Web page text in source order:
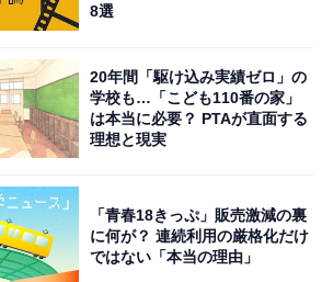
ャラクターが勢ぞろいしました。
8選
20年間「駆け込み実績ゼロ」の
学校も…「こども110番の家」
は本当に必要？ PTAが直面する
理想と現実
「青春18きっぷ」販売激減の裏
に何が？ 連続利用の厳格化だけ
ではない「本当の理由」